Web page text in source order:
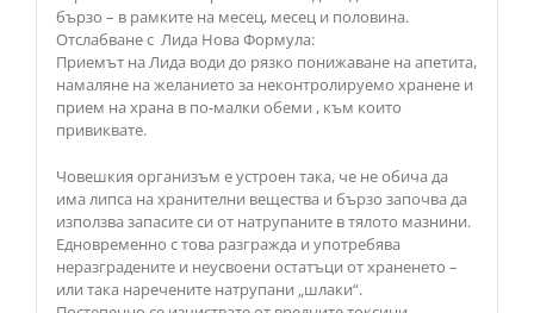
бързо – в рамките на месец, месец и половина.
Отслабване с Лида Нова Формула:
Приемът на Лида води до рязко понижаване на апетита,
намаляне на желанието за неконтролируемо хранене и
прием на храна в по-малки обеми , към които
привиквате.
Човешкия организъм е устроен така, че не обича да
има липса на хранителни вещества и бързо започва да
използва запасите си от натрупаните в тялото мазнини.
Едновременно с това разгражда и употребява
неразградените и неусвоени остатъци от храненето –
или така наречените натрупани „шлаки“.